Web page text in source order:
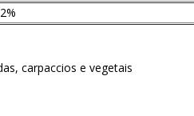
carpaccios e vegetais